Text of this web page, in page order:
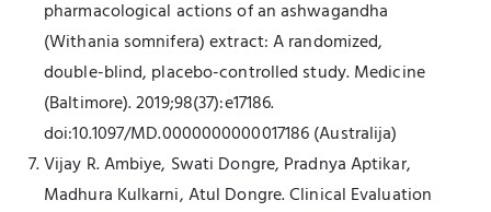
pharmacological actions of an ashwagandha
(Withania somnifera) extract: A randomized,
double-blind, placebo-controlled study. Medicine
(Baltimore). 2019;98(37):e17186.
doi:10.1097/MD.0000000000017186 (Australija)
Vijay R. Ambiye, Swati Dongre, Pradnya Aptikar,
Madhura Kulkarni, Atul Dongre. Clinical Evaluation